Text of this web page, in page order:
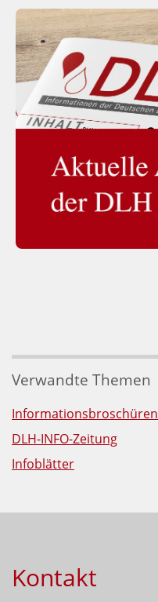
Verwandte Themen
Informationsbroschüren
DLH-INFO-Zeitung
Infoblätter
Kontakt